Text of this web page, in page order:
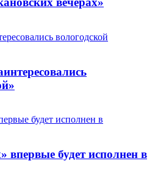
впервые будет исполнен в